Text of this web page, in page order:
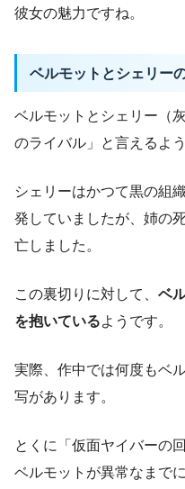
彼女の魅力ですね。
ベルモットとシェリー
ベルモットとシェリー（
のライバル」と言えるよ
シェリーはかつて黒の組
発していましたが、姉の
亡しました。
この裏切りに対して、 ベ
を抱いているようです。
実際、作中では何度もベ
写があります。
とくに「仮面ヤイバーの
ベルモットが異常なまで